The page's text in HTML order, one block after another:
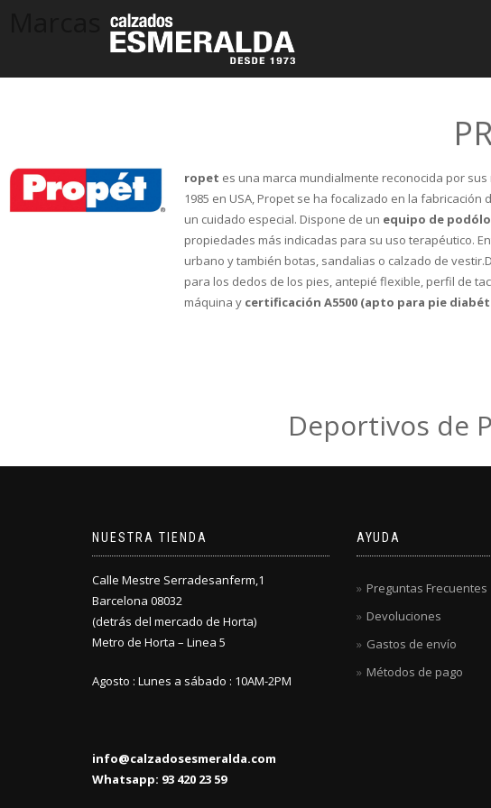
ropet es una marca mundialmente reconocida por
1985 en USA, Propet se ha focalizado en la fabricación
un cuidado especial. Dispone de un equipo de
propiedades más indicadas para su uso terapéutico.
urbano y también botas, sandalias o calzado de
para los dedos de los pies, antepié flexible, perfil de
máquina y certificación A5500 (apto para pie
Deportivos de
NUESTRA TIENDA
Calle Mestre Serradesanferm,1
Barcelona 08032
(detrás del mercado de Horta)
Metro de Horta – Linea 5
Agosto : Lunes a sábado : 10AM-2PM
info@calzadosesmeralda.com
Whatsapp: 93 420 23 59
AYUDA
Preguntas Frecuentes
Devoluciones
Gastos de envío
Métodos de pago